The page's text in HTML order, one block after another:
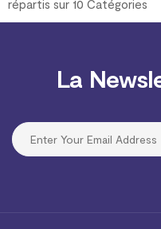
répartis sur 10 Catégories
La